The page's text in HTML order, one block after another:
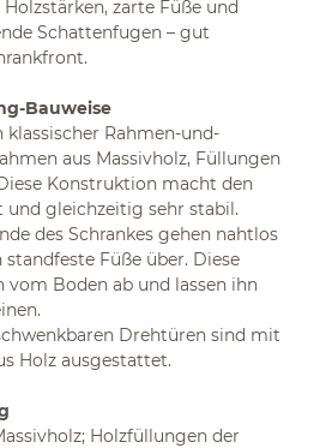
zarte Füße und
Schattenfugen – gut
Bauweise
Rahmen-und-
aus Massivholz, Füllungen
Konstruktion macht den
und gleichzeitig sehr stabil.
des Schrankes gehen nahtlos
Füße über. Diese
vom Boden ab und lassen ihn
Drehtüren sind mit
Holz ausgestattet.
Holzfüllungen der